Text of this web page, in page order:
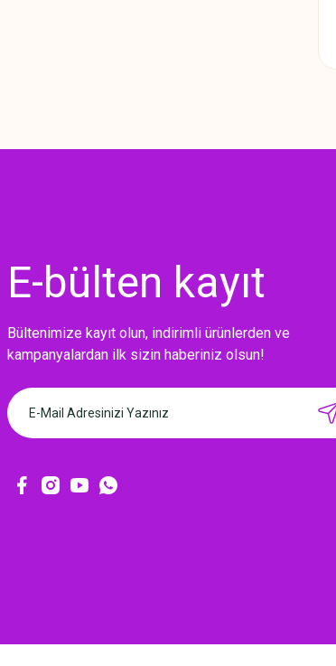
E-bülten kayıt
Bültenimize kayıt olun, indirimli ürünlerden ve
kampanyalardan ilk sizin haberiniz olsun!